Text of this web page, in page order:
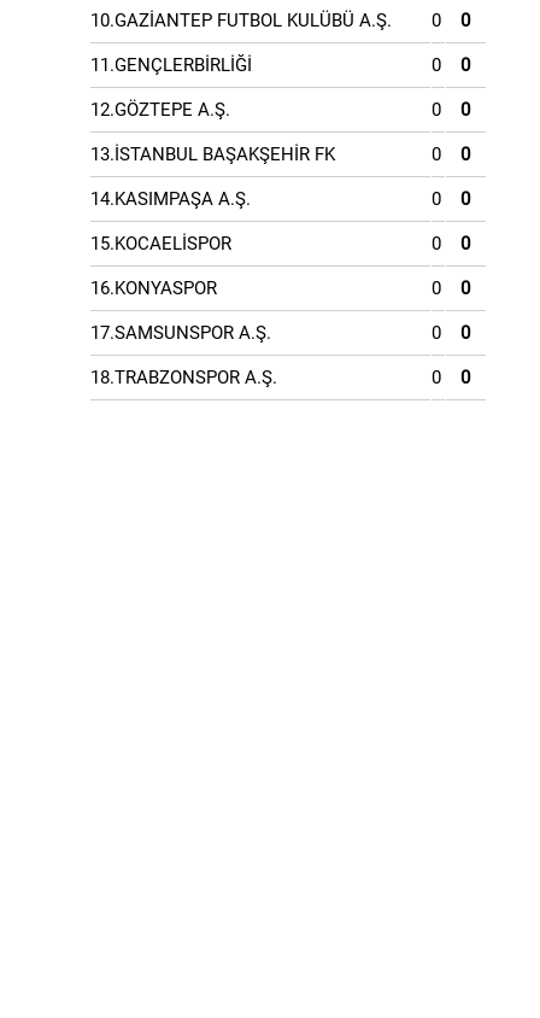
10.GAZİANTEP FUTBOL KULÜBÜ A.Ş. 0 0
11.GENÇLERBİRLİĞİ 0 0
12.GÖZTEPE A.Ş. 0 0
13.İSTANBUL BAŞAKŞEHİR FK 0 0
14.KASIMPAŞA A.Ş. 0 0
15.KOCAELİSPOR 0 0
16.KONYASPOR 0 0
17.SAMSUNSPOR A.Ş. 0 0
18.TRABZONSPOR A.Ş. 0 0